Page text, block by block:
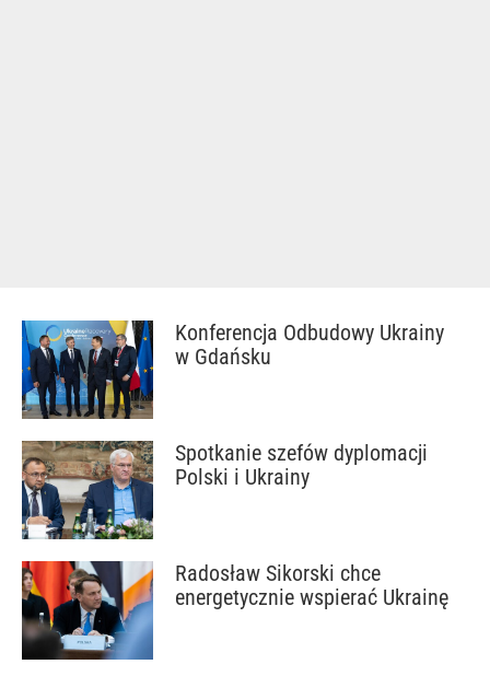
Konferencja Odbudowy Ukrainy
w Gdańsku
Spotkanie szefów dyplomacji
Polski i Ukrainy
Radosław Sikorski chce
energetycznie wspierać Ukrainę